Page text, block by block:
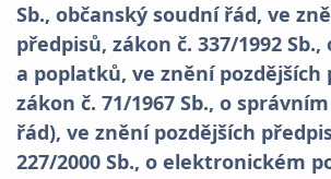
Sb., občanský soudní řád, ve
předpisů, zákon č. 337/1992
a poplatků, ve znění pozdějších
zákon č. 71/1967 Sb., o
řád), ve znění pozdějších
227/2000 Sb., o elektronickém